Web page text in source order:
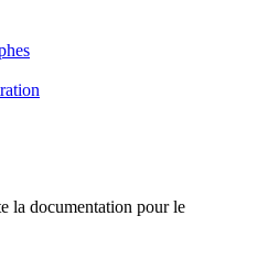
la documentation pour le